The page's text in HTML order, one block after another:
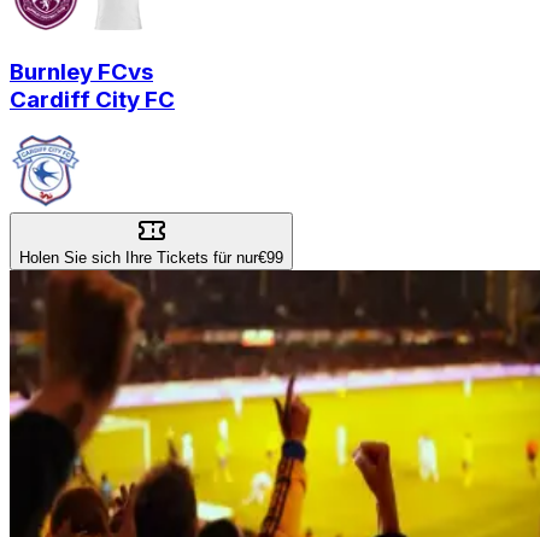
Burnley FCvs
Cardiff City FC
Holen Sie sich Ihre Tickets für nur€99